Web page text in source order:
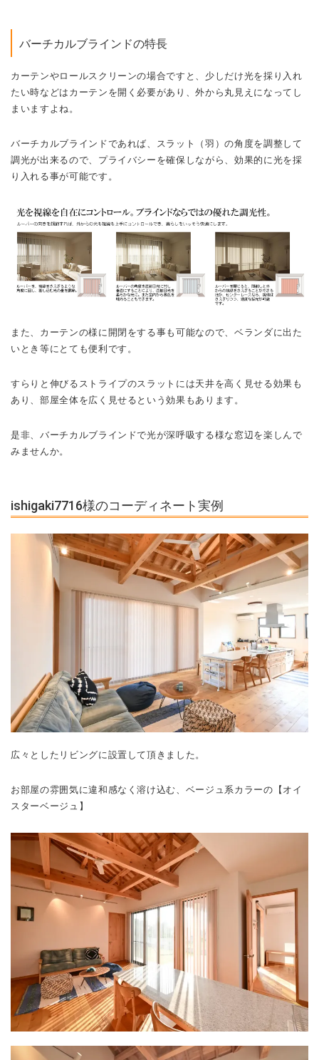
バーチカルブラインドの特長
カーテンやロールスクリーンの場合ですと、少しだけ光を採り入れ
たい時などはカーテンを開く必要があり、外から丸見えになってし
まいますよね。
バーチカルブラインドであれば、スラット（羽）の角度を調整して
調光が出来るので、プライバシーを確保しながら、効果的に光を採
り入れる事が可能です。
また、カーテンの様に開閉をする事も可能なので、ベランダに出た
いとき等にとても便利です。
すらりと伸びるストライプのスラットには天井を高く見せる効果も
あり、部屋全体を広く見せるという効果もあります。
是非、バーチカルブラインドで光が深呼吸する様な窓辺を楽しんで
みませんか。
ishigaki7716様のコーディネート実例
広々としたリビングに設置して頂きました。
お部屋の雰囲気に違和感なく溶け込む、ベージュ系カラーの【オイ
スターベージュ】